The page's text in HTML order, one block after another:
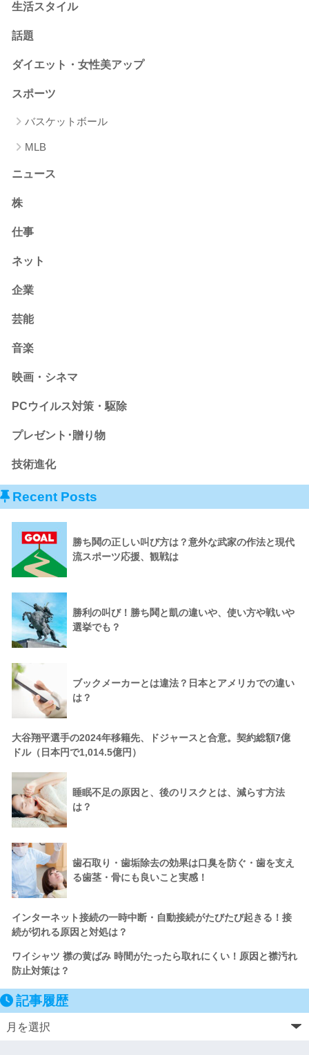
生活スタイル
話題
ダイエット・女性美アップ
スポーツ
バスケットボール
MLB
ニュース
株
仕事
ネット
企業
芸能
音楽
映画・シネマ
PCウイルス対策・駆除
プレゼント･贈り物
技術進化
Recent Posts
勝ち鬨の正しい叫び方は？意外な武家の作法と現代
流スポーツ応援、観戦は
勝利の叫び！勝ち鬨と凱の違いや、使い方や戦いや
選挙でも？
ブックメーカーとは違法？日本とアメリカでの違い
は？
大谷翔平選手の2024年移籍先、ドジャースと合意。契約総額7億
ドル（日本円で1,014.5億円）
睡眠不足の原因と、後のリスクとは、減らす方法
は？
歯石取り・歯垢除去の効果は口臭を防ぐ・歯を支え
る歯茎・骨にも良いこと実感！
インターネット接続の一時中断・自動接続がたびたび起きる！接
続が切れる原因と対処は？
ワイシャツ 襟の黄ばみ 時間がたったら取れにくい！原因と襟汚れ
防止対策は？
記事履歴